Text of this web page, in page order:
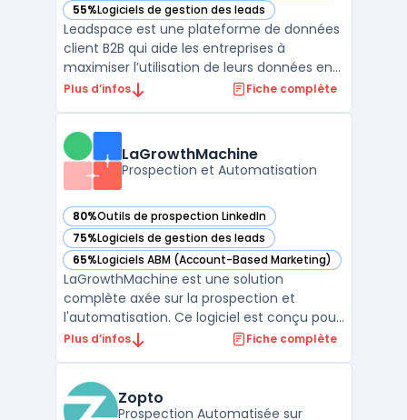
55%Logiciels de gestion des leads
— voir Leadspace dans cette catégorie
Leadspace est une plateforme de données
client B2B qui aide les entreprises à
maximiser l’utilisation de leurs données en
améliorant la segmentation,
l'intelligence artificielle, Leadspace permet
d’enrichir les données client ...
Plus d’infos Fiche complète
LaGrowthMachine
Prospection et Automatisation
80%Outils de prospection LinkedIn
— voir LaGrowthMachine dans cette catégorie
75%Logiciels de gestion des leads
— voir LaGrowthMachine dans cette catégorie
65%Logiciels ABM (Account-Based Marketing)
— voir LaGrowthMachine dans cette catégorie
LaGrowthMachine est une solution
complète axée sur la prospection et
l'automatisation. Ce logiciel est conçu pour
aider les entreprises à engager leurs
distingue par sa capacité à intégrer
plusieurs outils, permettant ...
Plus d’infos Fiche complète
Zopto
Prospection Automatisée sur